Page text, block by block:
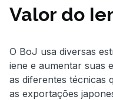
Valor do
O BoJ usa diversas
iene e aumentar suas
as diferentes técnicas
as exportações